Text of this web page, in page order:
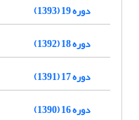
دوره 19 (1393)
دوره 18 (1392)
دوره 17 (1391)
دوره 16 (1390)